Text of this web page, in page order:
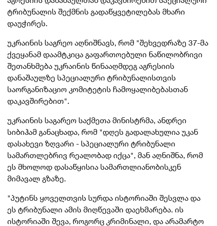
ტრიბუნალის შექმნის გადაწყვეტილებას მხარი
დაუჭირეს.
უკრაინის საგრეო აღნიშნავს, რომ "შეხვედრაზე 37-მა
ქვეყანამ დაამტკიცა გაფართოებული ნაწილობრივი
შეთანხმება უკრაინის წინააღმდეგ აგრესიის
დანაშაულზე სპეციალური ტრიბუნალისთვის
საორგანიზაციო კომიტეტის ჩამოყალიბებასთან
დაკავშირებით".
უკრაინის საგარეო საქმეთა მინისტრმა, ანდრეი
სიბიჰამ განაცხადა, რომ "დღეს გადალახულია უკან
დასახევი ზღვარი - სპეციალური ტრიბუნალი
სამართლებრივ რეალობად იქცა", მან აღნიშნა, რომ
ეს მხოლოდ დასაწყისია სამართლიანობისკენ
მიმავალ გზაზე.
"პუტინს ყოველთვის სურდა ისტორიაში შესვლა და
ეს ტრიბუნალი ამის მიღწევაში დაეხმარება. ის
ისტორიაში შევა, როგორც კრიმინალი, და არამარტო